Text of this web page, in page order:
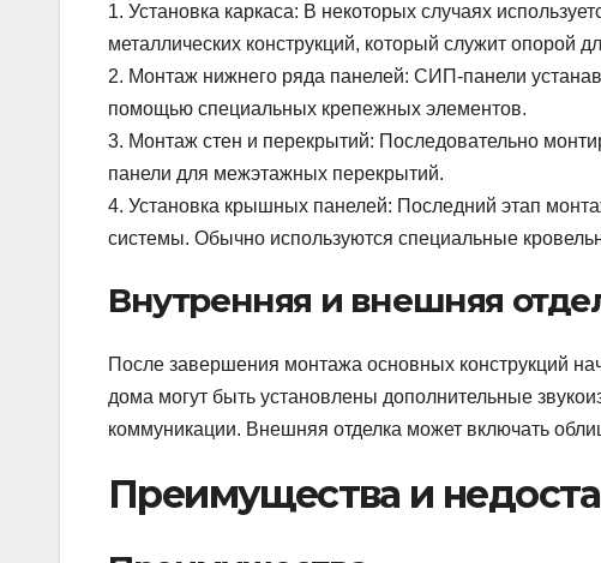
1. Установка каркаса: В некоторых случаях
металлических конструкций, который служит опорой
2. Монтаж нижнего ряда панелей: СИП-панели
помощью специальных крепежных элементов.
3. Монтаж стен и перекрытий: Последовательно
панели для межэтажных перекрытий.
4. Установка крышных панелей: Последний этап
системы. Обычно используются специальные
Внутренняя и внешняя
После завершения монтажа основных конструкций
дома могут быть установлены дополнительные
коммуникации. Внешняя отделка может включать
Преимущества и